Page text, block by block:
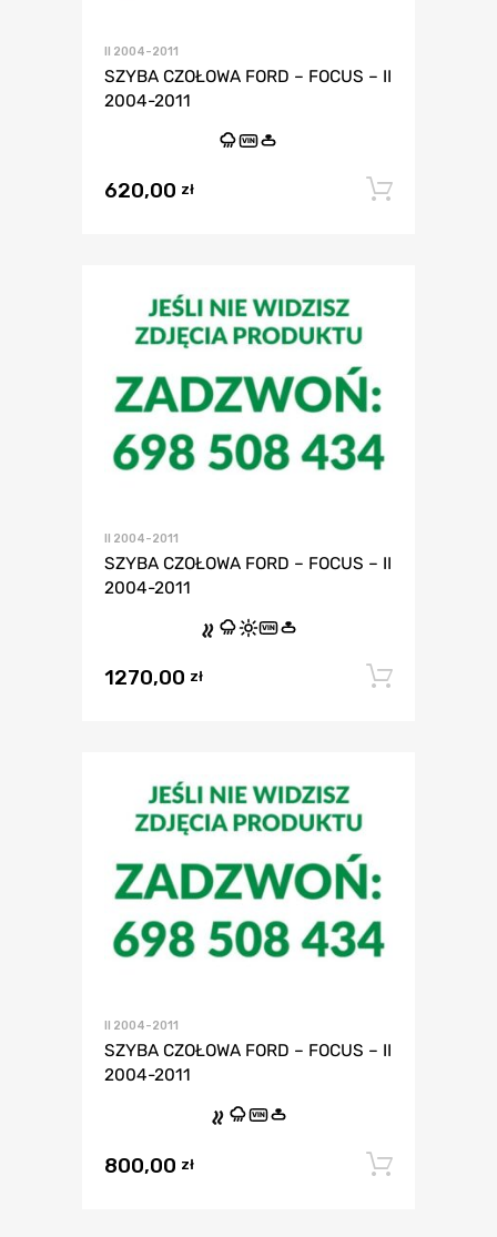
II 2004-2011
SZYBA CZOŁOWA FORD – FOCUS – II
2004-2011
VIN
620,00 zł
II 2004-2011
SZYBA CZOŁOWA FORD – FOCUS – II
2004-2011
VIN
1270,00 zł
II 2004-2011
SZYBA CZOŁOWA FORD – FOCUS – II
2004-2011
VIN
800,00 zł